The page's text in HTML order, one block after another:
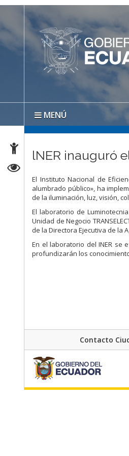
MENÚ
lNER inauguró
El Instituto Nacional de
alumbrado público», ha
de la iluminación, luz, visión,
El laboratorio de
Unidad de Negocio
de la Directora Ejecutiva de la
En el laboratorio del INER se
profundizarán los
Contacto